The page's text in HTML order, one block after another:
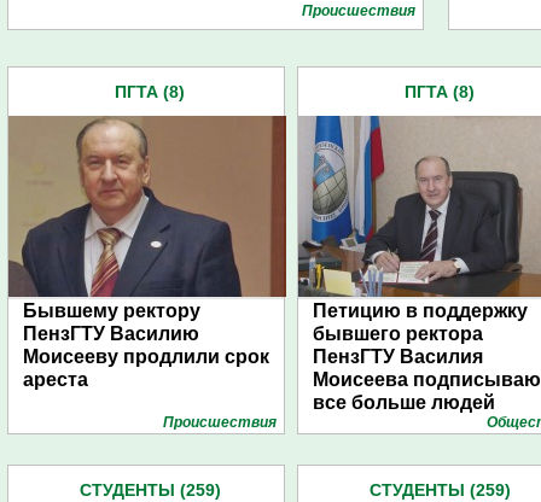
Проиcшествия
ПГТА (8)
Бывшему ректору
ПензГТУ Василию
Моисееву продлили срок
ареста
Проиcшествия
ПГТА (8)
Петицию в поддержку
бывшего ректора
ПензГТУ Василия
Моисеева
все больше людей
СТУДЕНТЫ (259) СТУДЕНТЫ (259)